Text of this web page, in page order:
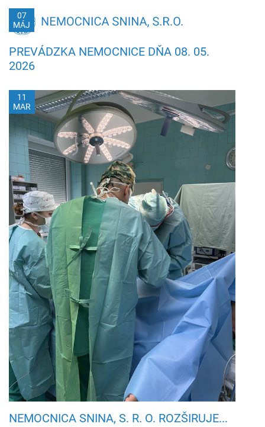
07
MÁJ
PREVÁDZKA NEMOCNICE DŇA 08. 05.
2026
11
MAR
NEMOCNICA SNINA, S. R. O. ROZŠIRUJE...